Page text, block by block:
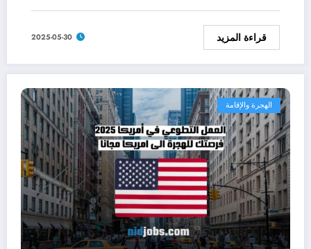
قراءة المزيد 2025-05-30
الهجرة والإقامة